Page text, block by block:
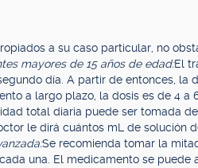
a su caso particular, no
mayores de 15 años de edad:El
día. A partir de entonces, la
a largo plazo, la dosis es de 4 a
total diaria puede ser tomada
le dirá cuántos mL de solución
Se recomienda tomar la
una. El medicamento se puede